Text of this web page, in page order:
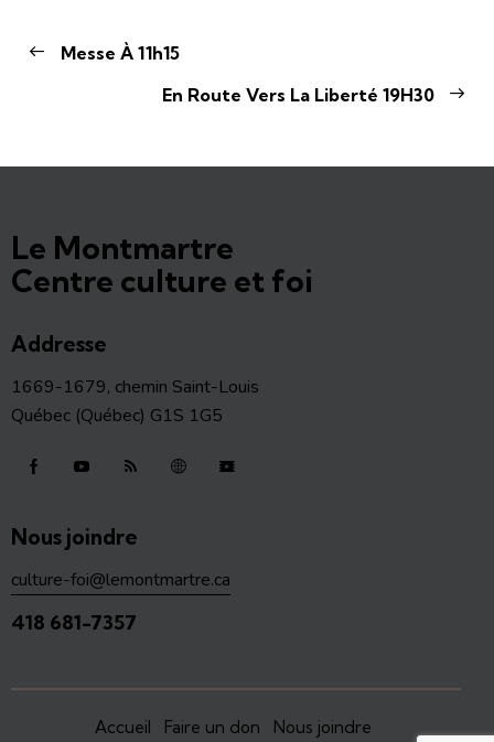
Messe À 11h15
En Route Vers La Liberté 19H30
Le Montmartre
Centre culture et foi
Addresse
1669-1679, chemin Saint-Louis
Québec (Québec) G1S 1G5
Nous joindre
culture-foi@lemontmartre.ca
418 681-7357
Accueil Faire un don Nous joindre